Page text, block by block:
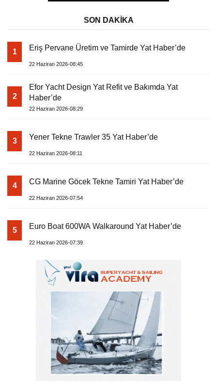
SON DAKİKA
1 Eriş Pervane Üretim ve Tamirde Yat Haber’de
22 Haziran 2026-08:45
2
Efor Yacht Design Yat Refit ve Bakımda Yat
Haber’de
22 Haziran 2026-08:29
3 Yener Tekne Trawler 35 Yat Haber’de
22 Haziran 2026-08:11
4 CG Marine Göcek Tekne Tamiri Yat Haber’de
22 Haziran 2026-07:54
5 Euro Boat 600WA Walkaround Yat Haber’de
22 Haziran 2026-07:39